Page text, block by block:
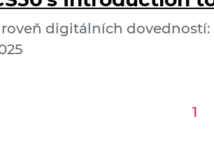
digitálních dovedností:
1